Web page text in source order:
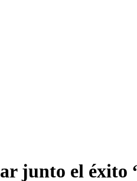
junto el éxito